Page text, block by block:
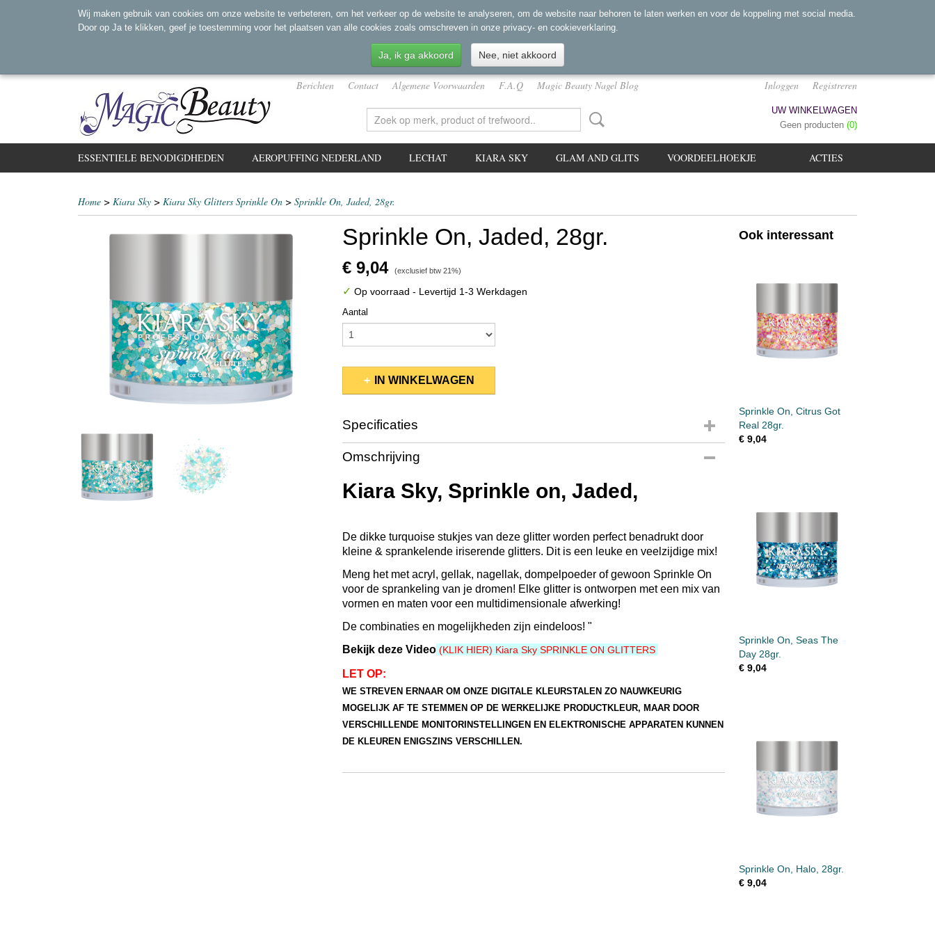
Berichten Contact Algemene Voorwaarden F.A.Q Magic Beauty Nagel Blog Inloggen Registreren
UW WINKELWAGEN
Geen producten (0)
ACTIES
ESSENTIELE BENODIGDHEDEN AEROPUFFING NEDERLAND LECHAT KIARA SKY GLAM AND GLITS VOORDEELHOEKJE
Home > Kiara Sky > Kiara Sky Glitters Sprinkle On > Sprinkle On, Jaded, 28gr.
Sprinkle On, Jaded, 28gr.
€ 9,04 (exclusief btw 21%)
✓ Op voorraad - Levertijd 1-3 Werkdagen
Aantal
IN WINKELWAGEN
Specificaties
Productcode
EAN code
Bruto gewicht
0,06 Kg
Omschrijving
Kiara Sky, Sprinkle on, Jaded,
De dikke turquoise stukjes van deze glitter worden perfect benadrukt door
kleine & sprankelende iriserende glitters. Dit is een leuke en veelzijdige mix!
Meng het met acryl, gellak, nagellak, dompelpoeder of gewoon Sprinkle On
voor de sprankeling van je dromen! Elke glitter is ontworpen met een mix van
vormen en maten voor een multidimensionale afwerking!
De combinaties en mogelijkheden zijn eindeloos! "
Bekijk deze Video (KLIK HIER) Kiara Sky SPRINKLE ON GLITTERS
LET OP:
WE STREVEN ERNAAR OM ONZE DIGITALE KLEURSTALEN ZO NAUWKEURIG
MOGELIJK AF TE STEMMEN OP DE WERKELIJKE PRODUCTKLEUR, MAAR DOOR
VERSCHILLENDE MONITORINSTELLINGEN EN ELEKTRONISCHE APPARATEN KUNNEN
DE KLEUREN ENIGSZINS VERSCHILLEN.
Ook interessant
Sprinkle On, Citrus Got
Real 28gr.
€ 9,04
Sprinkle On, Seas The
Day 28gr.
€ 9,04
Sprinkle On, Halo, 28gr.
€ 9,04
Wij maken gebruik van cookies om onze website te verbeteren, om het verkeer op de website te analyseren, om de website naar behoren te laten werken en voor de koppeling met social media.
Door op Ja te klikken, geef je toestemming voor het plaatsen van alle cookies zoals omschreven in onze privacy- en cookieverklaring.
Ja, ik ga akkoord Nee, niet akkoord